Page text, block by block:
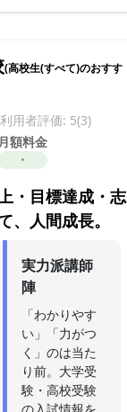
(高校生(すべて)のおすす
利用者評価: 5(3)
月額料金
・
・目標達成・志
、人間成長。
実力派講師
陣
「わかりやす
い」「力がつ
く」のは当た
り前。大学受
験・高校受験